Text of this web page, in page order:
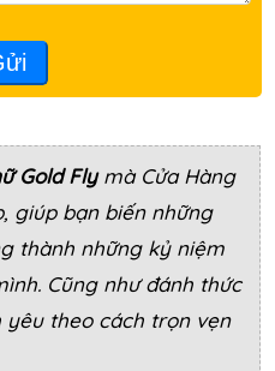
Gold Flymà Cửa Hàng
giúp bạn biến những
thành những kỷ niệm
Cũng như đánh thức
theo cách trọn vẹn